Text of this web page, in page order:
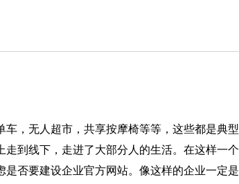
，无人超市，共享按摩椅等等，这些都是典型
到线下，走进了大部分人的生活。在这样一个
否要建设企业官方网站。像这样的企业一定是